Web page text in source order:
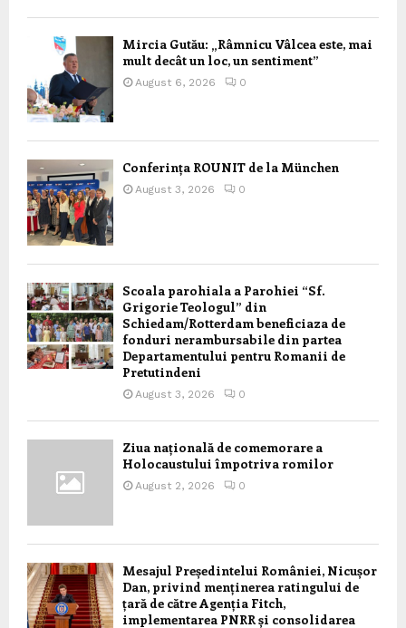
Mircia Gutău: „Râmnicu Vâlcea este, mai
mult decât un loc, un sentiment”
August 6, 2026 0
Conferința ROUNIT de la München
August 3, 2026 0
Scoala parohiala a Parohiei “Sf.
Grigorie Teologul” din
Schiedam/Rotterdam beneficiaza de
fonduri nerambursabile din partea
Departamentului pentru Romanii de
Pretutindeni
August 3, 2026 0
Ziua națională de comemorare a
Holocaustului împotriva romilor
August 2, 2026 0
Mesajul Președintelui României, Nicușor
Dan, privind menținerea ratingului de
țară de către Agenția Fitch,
implementarea PNRR și consolidarea